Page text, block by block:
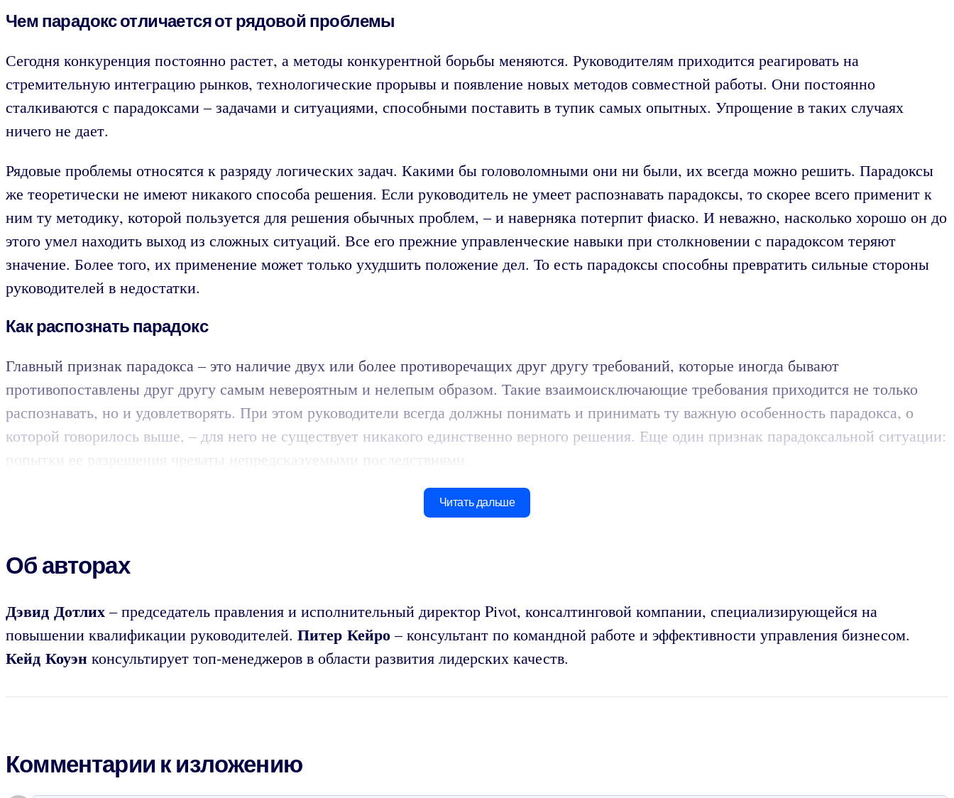
Чем парадокс отличается от рядовой проблемы
Сегодня конкуренция постоянно растет, а методы конкурентной борьбы меняются. Руководителям приходится реагировать на
стремительную интеграцию рынков, технологические прорывы и появление новых методов совместной работы. Они постоянно
сталкиваются с парадоксами – задачами и ситуациями, способными поставить в тупик самых опытных. Упрощение в таких случаях
ничего не дает.
Рядовые проблемы относятся к разряду логических задач. Какими бы головоломными они ни были, их всегда можно решить. Парадоксы
же теоретически не имеют никакого способа решения. Если руководитель не умеет распознавать парадоксы, то скорее всего применит к
ним ту методику, которой пользуется для решения обычных проблем, – и наверняка потерпит фиаско. И неважно, насколько хорошо он до
этого умел находить выход из сложных ситуаций. Все его прежние управленческие навыки при столкновении с парадоксом теряют
значение. Более того, их применение может только ухудшить положение дел. То есть парадоксы способны превратить сильные стороны
руководителей в недостатки.
Как распознать парадокс
Главный признак парадокса – это наличие двух или более противоречащих друг другу требований, которые иногда бывают
противопоставлены друг другу самым невероятным и нелепым образом. Такие взаимоисключающие требования приходится не только
распознавать, но и удовлетворять. При этом руководители всегда должны понимать и принимать ту важную особенность парадокса, о
которой говорилось выше, – для него не существует никакого единственно верного решения. Еще один признак парадоксальной ситуации:
Читать дальше
Об авторах
Дэвид Дотлих – председатель правления и исполнительный директор Pivot, консалтинговой компании, специализирующейся на
повышении квалификации руководителей. Питер Кейро – консультант по командной работе и эффективности управления бизнесом.
Кейд Коуэн консультирует топ-менеджеров в области развития лидерских качеств.
Комментарии к изложению